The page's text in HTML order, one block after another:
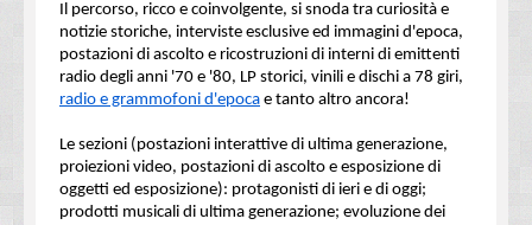
Il percorso, ricco e coinvolgente, si snoda tra curiosità e
notizie storiche, interviste esclusive ed immagini d'epoca,
postazioni di ascolto e ricostruzioni di interni di emittenti
radio degli anni '70 e '80, LP storici, vinili e dischi a 78 giri,
radio e grammofoni d'epoca e tanto altro ancora!
Le sezioni (postazioni interattive di ultima generazione,
proiezioni video, postazioni di ascolto e esposizione di
oggetti ed esposizione): protagonisti di ieri e di oggi;
prodotti musicali di ultima generazione; evoluzione dei